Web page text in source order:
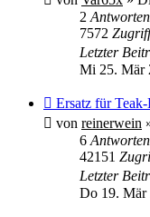
2 Antworten
7572
Letzter
Mi 25. Mär
Ersatz für
von reinerwein
6 Antworten
42151
Letzter
Do 19. Mär